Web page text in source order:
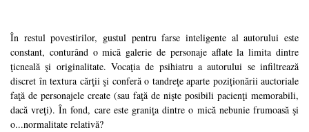
În restul povestirilor, gustul pentru farse inteligente al autorului este
constant, conturând o mică galerie de personaje aflate la limita dintre
ţicneală şi originalitate. Vocaţia de psihiatru a autorului se infiltrează
discret în textura cărţii şi conferă o tandreţe aparte poziționării auctoriale
faţă de personajele create (sau faţă de nişte posibili pacienţi memorabili,
dacă vreţi). În fond, care este graniţa dintre o mică nebunie frumoasă şi
o...normalitate relativă?